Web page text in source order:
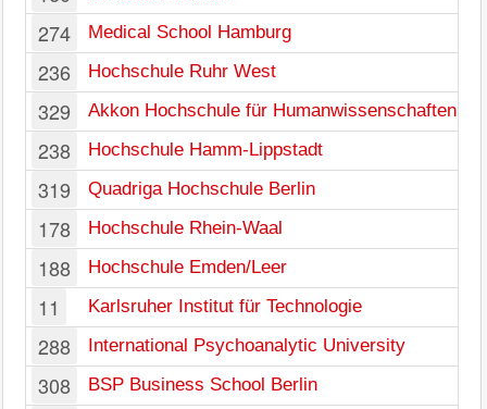
274 Medical School Hamburg
236 Hochschule Ruhr West
329 Akkon Hochschule für Humanwissenschaften
238 Hochschule Hamm-Lippstadt
319 Quadriga Hochschule Berlin
178 Hochschule Rhein-Waal
188 Hochschule Emden/Leer
11 Karlsruher Institut für Technologie
288 International Psychoanalytic University
308 BSP Business School Berlin